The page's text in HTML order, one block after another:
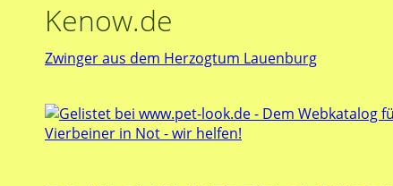
Kenow.de
Zwinger aus dem Herzogtum Lauenburg
Vierbeiner in Not - wir helfen!